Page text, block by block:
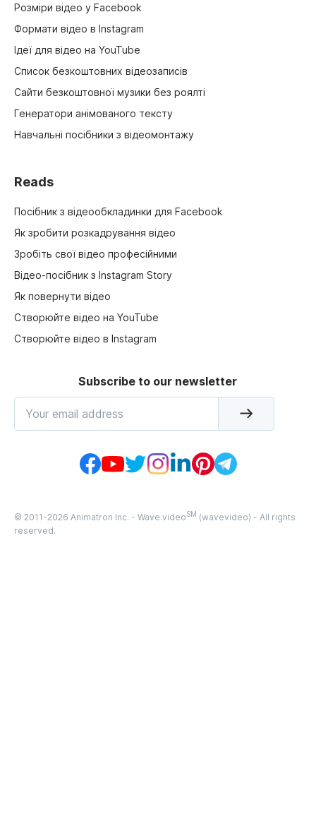
Розміри відео у Facebook
Формати відео в Instagram
Ідеї для відео на YouTube
Список безкоштовних відеозаписів
Сайти безкоштовної музики без роялті
Генератори анімованого тексту
Навчальні посібники з відеомонтажу
Reads
Посібник з відеообкладинки для Facebook
Як зробити розкадрування відео
Зробіть свої відео професійними
Відео-посібник з Instagram Story
Як повернути відео
Створюйте відео на YouTube
Створюйте відео в Instagram
Subscribe to our newsletter
© 2011-2026 Animatron Inc. - Wave.videoSM (wavevideo) - All rights
reserved.